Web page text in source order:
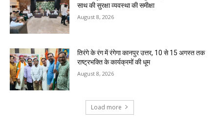
साथ की सुरक्षा व्यवस्था की समीक्षा
August 8, 2026
तिरंगे के रंग में रंगेगा कानपुर उत्तर, 10 से 15 अगस्त तक
राष्ट्रभक्ति के कार्यक्रमों की धूम
August 8, 2026
Load more